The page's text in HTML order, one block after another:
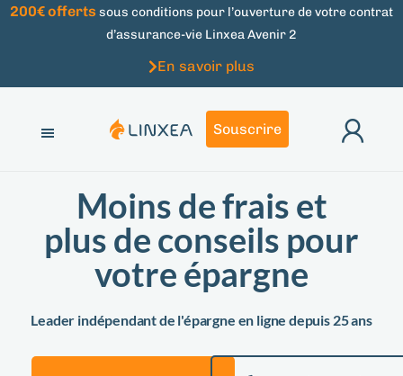
200€ offerts sous conditions pour l’ouverture de votre contrat
d’assurance-vie Linxea Avenir 2
En savoir plus
Souscrire
Moins de frais et
plus de conseils pour
votre épargne
Leader indépendant de l'épargne en ligne depuis 25 ans